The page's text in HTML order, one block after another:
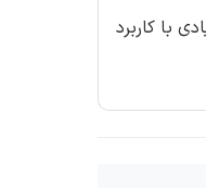
با کاربرد